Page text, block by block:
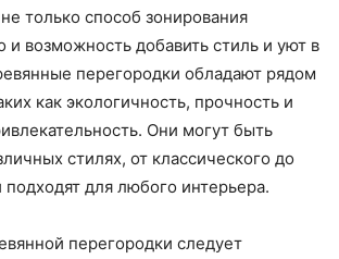
только способ зонирования
и возможность добавить стиль и уют в
перегородки обладают рядом
как экологичность, прочность и
Они могут быть
стилях, от классического до
для любого интерьера.
перегородки следует